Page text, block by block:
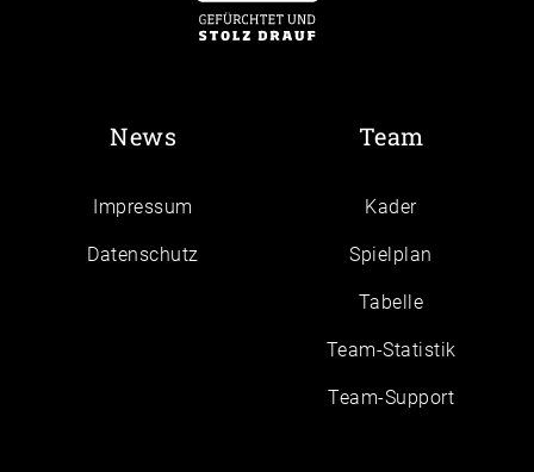
News
Impressum
Daten­schutz
Team
Kader
Spielplan
Tabelle
Team-Statistik
Team-Support